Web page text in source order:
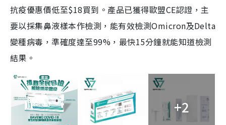
抗疫優惠價低至$18買到。產品已獲得歐盟CE認證，主
要以採集鼻液樣本作檢測，能有效檢測Omicron及Delta
變種病毒，準確度達至99%，最快15分鐘就能知道檢測
結果。
+2